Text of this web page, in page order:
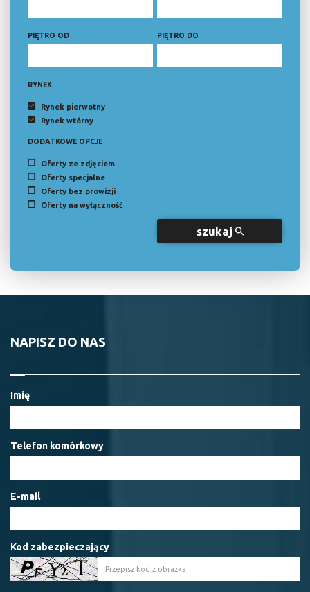
PIĘTRO OD PIĘTRO DO
RYNEK
Rynek pierwotny
Rynek wtórny
DODATKOWE OPCJE
Oferty ze zdjęciem
Oferty specjalne
Oferty bez prowizji
Oferty na wyłączność
szukaj
NAPISZ DO NAS
Imię
Telefon komórkowy
E-mail
Kod zabezpieczający